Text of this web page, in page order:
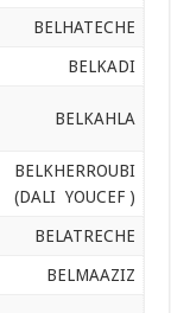
Badra
ABDENNOUR
Salima
HAMID